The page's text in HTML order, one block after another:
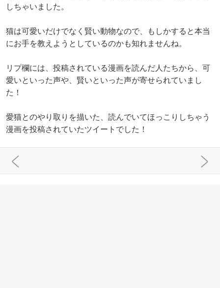
しちゃいました。
猫は可愛いだけでなく賢い動物なので、もしかすると本当
にお手を教えようとしているのかも知れませんね。
リプ欄には、投稿されている漫画を読んだ人たちから、可
愛いといった声や、賢いといった声が寄せられていまし
た！
愛猫とのやり取りを描いた、読んでいてほっこりしちゃう
漫画を投稿されていたツイートでした！